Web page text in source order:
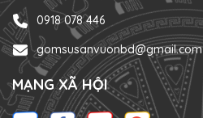
0918 078 446
gomsusanvuonbd@gmail.com
MẠNG XÃ HỘI